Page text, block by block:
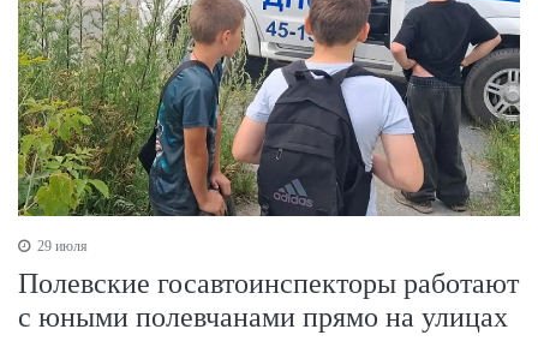
29 июля
Полевские госавтоинспекторы работают
с юными полевчанами прямо на улицах